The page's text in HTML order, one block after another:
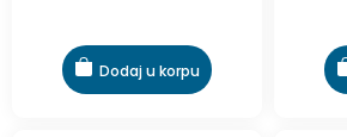
Dodaj u korpu